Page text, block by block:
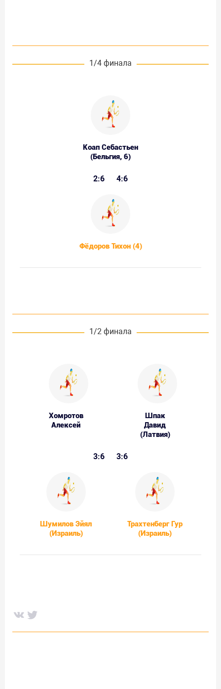
1/4 финала
Коап Себастьен
(Бельгия, 6)
2:6 4:6
Фёдоров Тихон (4)
1/2 финала
Хомротов
Алексей
Шпак
Давид
(Латвия)
3:6 3:6
Шумилов Эйял
(Израиль)
Трахтенберг Гур
(Израиль)